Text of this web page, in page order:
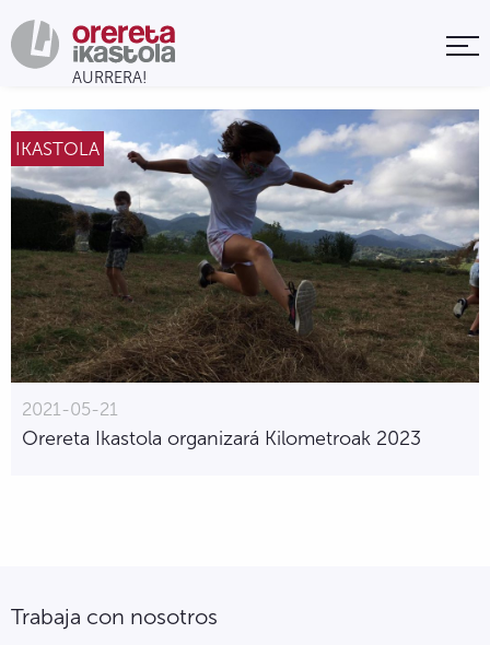
IKASTOLA
2021-05-21
Orereta Ikastola organizará Kilometroak 2023
Trabaja con nosotros